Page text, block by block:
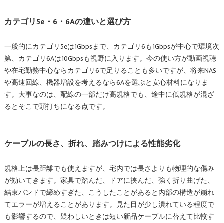
カテゴリ5e・6・6Aの違いと選び方
一般的にカテゴリ5eは1Gbpsまで、カテゴリ6も1Gbpsが中心で環境次
第、カテゴリ6Aは10Gbpsも視野に入ります。今の使い方が動画視聴
や在宅勤務中心ならカテゴリ6で足りることも多いですが、将来NAS
や高速回線、機器増設を考えるなら6Aを選ぶと安心材料になりま
す。大事なのは、配線の一部だけ高規格でも、途中に低規格が混ざ
るとそこで頭打ちになる点です。
ケーブルの長さ、折れ、踏みつけによる性能劣化
規格上は長距離でも使えますが、宅内では長さよりも物理的な傷み
が効いてきます。家具で踏んだ、ドアに挟んだ、強く折り曲げた、
結束バンドで締めすぎた、こうしたことがあると内部の構造が崩れ
てエラーが増えることがあります。見た目が少し潰れている程度で
も影響するので、疑わしいときは短い新品ケーブルに替えて比較す